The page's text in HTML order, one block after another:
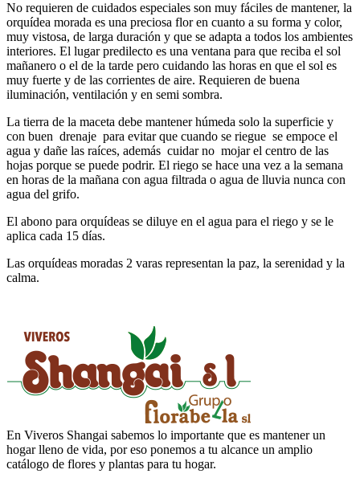
No requieren de cuidados especiales son muy fáciles de mantener, la
orquídea morada es una preciosa flor en cuanto a su forma y color,
muy vistosa, de larga duración y que se adapta a todos los ambientes
interiores. El lugar predilecto es una ventana para que reciba el sol
mañanero o el de la tarde pero cuidando las horas en que el sol es
muy fuerte y de las corrientes de aire. Requieren de buena
iluminación, ventilación y en semi sombra.
La tierra de la maceta debe mantener húmeda solo la superficie y
con buen drenaje para evitar que cuando se riegue se empoce el
agua y dañe las raíces, además cuidar no mojar el centro de las
hojas porque se puede podrir. El riego se hace una vez a la semana
en horas de la mañana con agua filtrada o agua de lluvia nunca con
agua del grifo.
El abono para orquídeas se diluye en el agua para el riego y se le
aplica cada 15 días.
Las orquídeas moradas 2 varas representan la paz, la serenidad y la
calma.
En Viveros Shangai sabemos lo importante que es mantener un
hogar lleno de vida, por eso ponemos a tu alcance un amplio
catálogo de flores y plantas para tu hogar.